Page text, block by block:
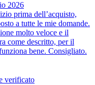
2026
prima dell’acquisto,
a tutte le mie domande.
molto veloce e il
come descritto, per il
bene. Consigliato.
verificato